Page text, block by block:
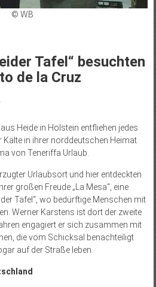
© WB
Tafel“ besuchten
de la Cruz
Heide in Holstein entfliehen jedes
in ihrer norddeutschen Heimat
von Teneriffa Urlaub.
Urlaubsort und hier entdeckten
großen Freude „La Mesa“, eine
Tafel“, wo bedürftige Menschen mit
Werner Karstens ist dort der zweite
engagiert er sich zusammen mit
die vom Schicksal benachteiligt
auf der Straße leben.